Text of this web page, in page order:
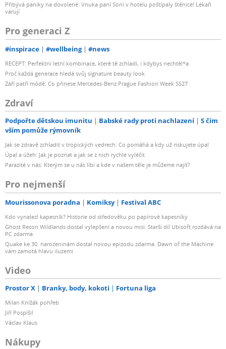
Přibývá paniky na dovolené: Vnuka paní Soni v hotelu poštípaly štěnice! Lékaři
varují
Pro generaci Z
#inspirace #wellbeing #news
RECEPT: Perfektní letní kombinace, které tě zchladí, i kdybys nechtěl*a
Proč každá generace hledá svůj signature beauty look
Září patří módě: Co přinese Mercedes-Benz Prague Fashion Week SS27
Zdraví
Podpořte dětskou imunitu Babské rady proti nachlazení
S čím
vším pomůže rýmovník
Jak se zdravě zchladit v tropických vedrech: Co pomáhá a kdy už riskujete úpal
Úpal a úžeh: Jak je poznat a jak se z nich rychle vyléčit
Parazité v nás: Kterým se u nás líbí a kde v našem těle je můžeme najít?
Pro nejmenší
Mourissonova poradna Komiksy Festival ABC
Kdo vynalezl kapesník? Historie od středověku po papírové kapesníky
Ghost Recon Wildlands dostal vylepšení a novou misi. Starší díl Ubisoft rozdává na
PC zdarma
Quake ke 30. narozeninám dostal novou epizodu zdarma. Dawn of the Machine
vám zamotá hlavu iluzemi
Video
Prostor X Branky, body, kokoti Fortuna liga
Milan Knížák pohřeb
Jiří Pospíšil
Václav Klaus
Nákupy